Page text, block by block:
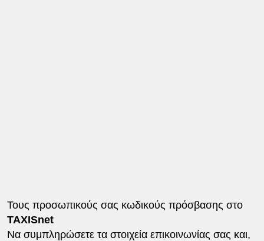
Τους προσωπικούς σας κωδικούς πρόσβασης στο
TAXISnet
Να συμπληρώσετε τα στοιχεία επικοινωνίας σας και,